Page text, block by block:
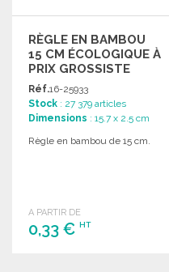
RÈGLE EN BAMBOU
15 CM ÉCOLOGIQUE À
PRIX GROSSISTE
Réf.16-25933
Stock : 27 379 articles
Dimensions : 15.7 x 2.5 cm
Règle en bambou de 15 cm.
A PARTIR DE
0,33 € HT